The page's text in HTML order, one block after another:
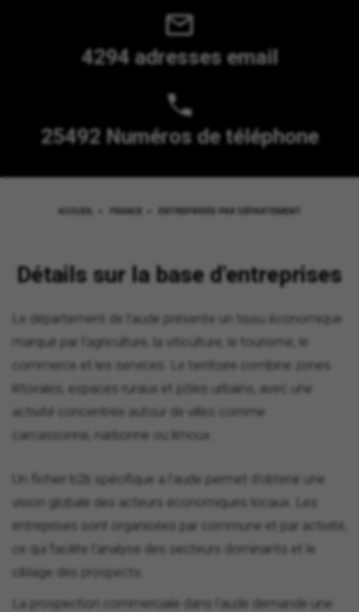
4294 adresses email
25492 Numéros de téléphone
ACCUEIL FRANCE ENTREPRISES PAR DÉPARTEMENT
Détails sur la base d'entreprises
Le département de l'aude présente un tissu économique
marqué par l'agriculture, la viticulture, le tourisme, le
commerce et les services. Le territoire combine zones
littorales, espaces ruraux et pôles urbains, avec une
activité concentrée autour de villes comme
carcassonne, narbonne ou limoux.
Un fichier b2b spécifique a l'aude permet d'obtenir une
vision globale des acteurs économiques locaux. Les
entreprises sont organisées par commune et par activité,
ce qui facilite l'analyse des secteurs dominants et le
ciblage des prospects.
La prospection commerciale dans l'aude demande une